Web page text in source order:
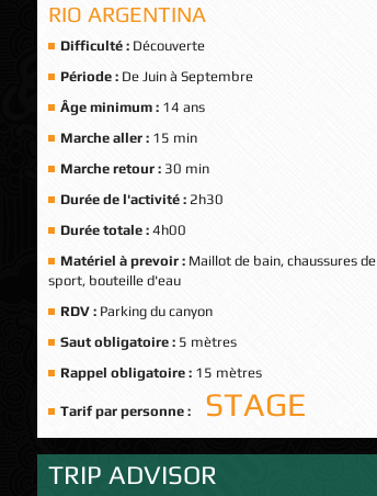
RIO ARGENTINA
Difficulté : Découverte
Période : De Juin à Septembre
Âge minimum : 14 ans
Marche aller : 15 min
Marche retour : 30 min
Durée de l'activité : 2h30
Durée totale : 4h00
Matériel à prevoir : Maillot de bain, chaussures de
sport, bouteille d'eau
RDV : Parking du canyon
Saut obligatoire : 5 mètres
Rappel obligatoire : 15 mètres
Tarif par personne : STAGE
TRIP ADVISOR